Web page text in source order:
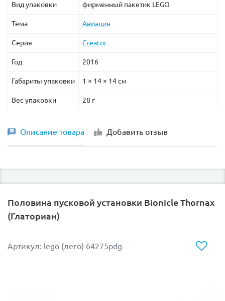
Вид упаковки фирменный пакетик LEGO
Тема Авиация
Серия Creator
Год 2016
Габариты упаковки 1 × 14 × 14 см
Вес упаковки 28 г
Описание товара Добавить отзыв
Половина пусковой установки Bionicle Thornax
(Глаториан)
Артикул: lego (лего) 64275pdg